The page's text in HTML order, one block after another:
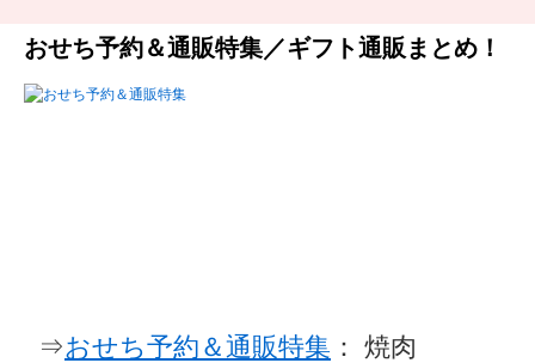
おせち予約＆通販特集／ギフト通販まとめ！
⇒おせち予約＆通販特集 ： 焼肉